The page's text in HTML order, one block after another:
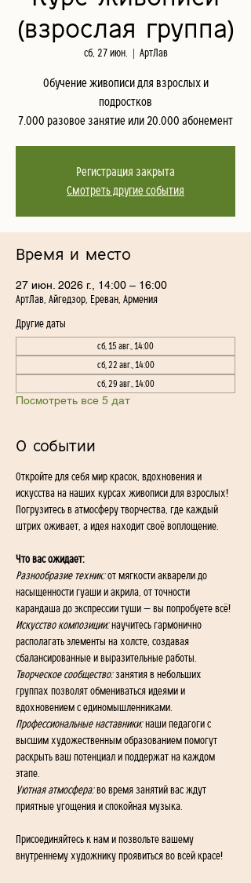
(взрослая группа)
сб, 27 июн. АртЛав
Обучение живописи для взрослых и
подростков
7.000 разовое занятие или 20.000 абонемент
Регистрация закрыта
Смотреть другие события
Время и место
27 июн. 2026 г., 14:00 – 16:00
АртЛав, Айгедзор, Ереван, Армения
Другие даты
сб, 15 авг., 14:00
сб, 22 авг., 14:00
сб, 29 авг., 14:00
Посмотреть все 5 дат
О событии
Откройте для себя мир красок, вдохновения и
искусства на наших курсах живописи для взрослых!
Погрузитесь в атмосферу творчества, где каждый
штрих оживает, а идея находит своё воплощение.
Что вас ожидает:
Разнообразие техник: от мягкости акварели до
насыщенности гуаши и акрила, от точности
карандаша до экспрессии туши — вы попробуете всё!
Искусство композиции: научитесь гармонично
располагать элементы на холсте, создавая
сбалансированные и выразительные работы.
Творческое сообщество: занятия в небольших
группах позволят обмениваться идеями и
вдохновением с единомышленниками.
Профессиональные наставники: наши педагоги с
высшим художественным образованием помогут
раскрыть ваш потенциал и поддержат на каждом
этапе.
Уютная атмосфера: во время занятий вас ждут
приятные угощения и спокойная музыка.
Присоединяйтесь к нам и позвольте вашему
внутреннему художнику проявиться во всей красе!